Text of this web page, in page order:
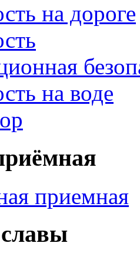
на дороге
на воде
приемная